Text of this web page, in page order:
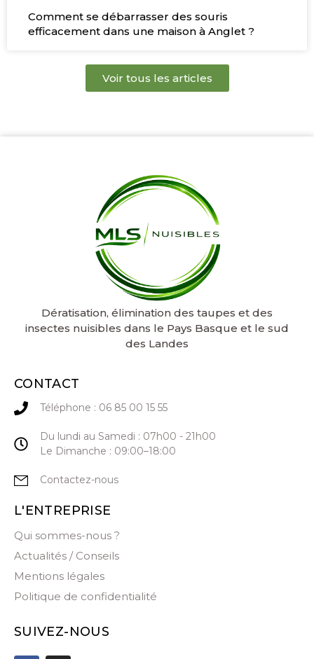
Comment se débarrasser des souris
efficacement dans une maison à Anglet ?
Voir tous les articles
Dératisation, élimination des taupes et des
insectes nuisibles dans le Pays Basque et le sud
des Landes
CONTACT
Téléphone : 06 85 00 15 55
Du lundi au Samedi : 07h00 - 21h00
Le Dimanche : 09:00–18:00
Contactez-nous
L'ENTREPRISE
Qui sommes-nous ?
Actualités / Conseils
Mentions légales
Politique de confidentialité
SUIVEZ-NOUS